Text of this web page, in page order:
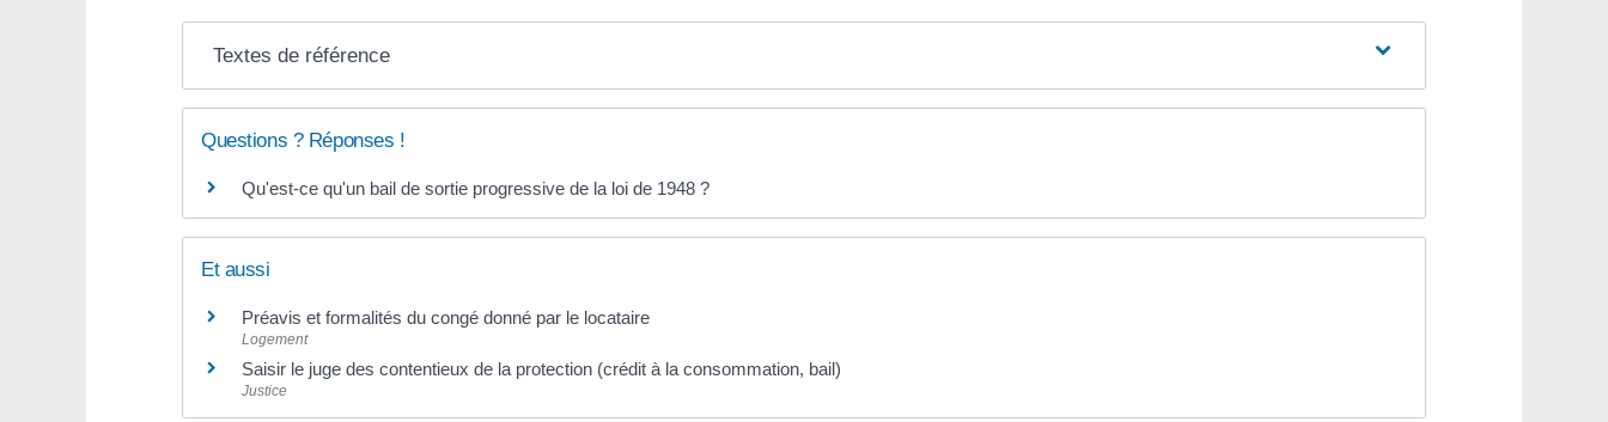
Textes de référence
Questions ? Réponses !
Qu'est-ce qu'un bail de sortie progressive de la loi de 1948 ?
Et aussi
Préavis et formalités du congé donné par le locataire
Logement
Saisir le juge des contentieux de la protection (crédit à la consommation, bail)
Justice